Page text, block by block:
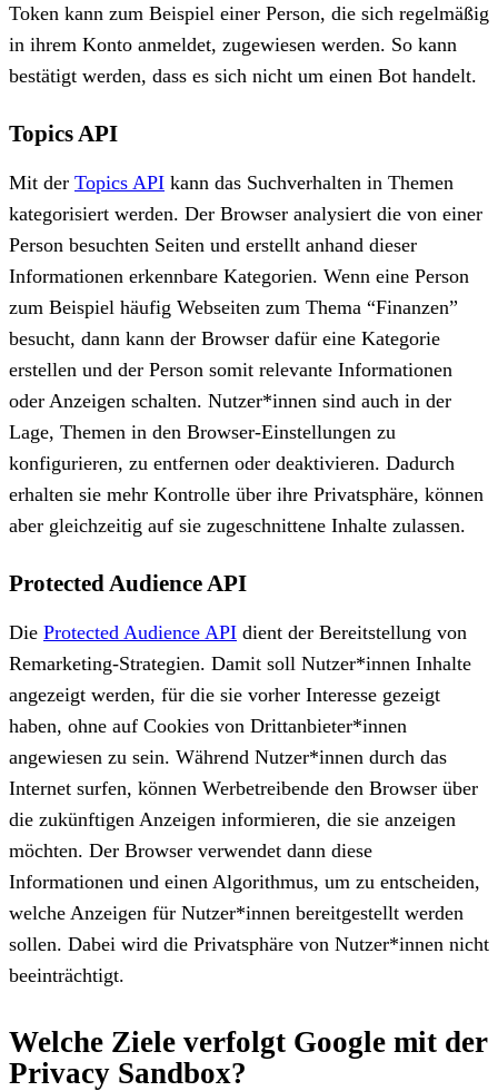
Token kann zum Beispiel einer Person, die sich regelmäßig
in ihrem Konto anmeldet, zugewiesen werden. So kann
bestätigt werden, dass es sich nicht um einen Bot handelt.
Topics API
Mit der Topics API kann das Suchverhalten in Themen
kategorisiert werden. Der Browser analysiert die von einer
Person besuchten Seiten und erstellt anhand dieser
Informationen erkennbare Kategorien. Wenn eine Person
zum Beispiel häufig Webseiten zum Thema “Finanzen”
besucht, dann kann der Browser dafür eine Kategorie
erstellen und der Person somit relevante Informationen
oder Anzeigen schalten. Nutzer*innen sind auch in der
Lage, Themen in den Browser-Einstellungen zu
konfigurieren, zu entfernen oder deaktivieren. Dadurch
erhalten sie mehr Kontrolle über ihre Privatsphäre, können
aber gleichzeitig auf sie zugeschnittene Inhalte zulassen.
Protected Audience API
Die Protected Audience API dient der Bereitstellung von
Remarketing-Strategien. Damit soll Nutzer*innen Inhalte
angezeigt werden, für die sie vorher Interesse gezeigt
haben, ohne auf Cookies von Drittanbieter*innen
angewiesen zu sein. Während Nutzer*innen durch das
Internet surfen, können Werbetreibende den Browser über
die zukünftigen Anzeigen informieren, die sie anzeigen
möchten. Der Browser verwendet dann diese
Informationen und einen Algorithmus, um zu entscheiden,
welche Anzeigen für Nutzer*innen bereitgestellt werden
sollen. Dabei wird die Privatsphäre von Nutzer*innen nicht
beeinträchtigt.
Welche Ziele verfolgt Google mit der
Privacy Sandbox?